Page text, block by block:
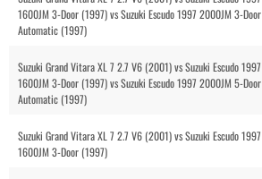
1600JM 3-Door (1997) vs Suzuki Escudo 1997 2000JM 3-Door
Automatic (1997)
Suzuki Grand Vitara XL 7 2.7 V6 (2001) vs Suzuki Escudo 1997
1600JM 3-Door (1997) vs Suzuki Escudo 1997 2000JM 5-Door
Automatic (1997)
Suzuki Grand Vitara XL 7 2.7 V6 (2001) vs Suzuki Escudo 1997
1600JM 3-Door (1997)